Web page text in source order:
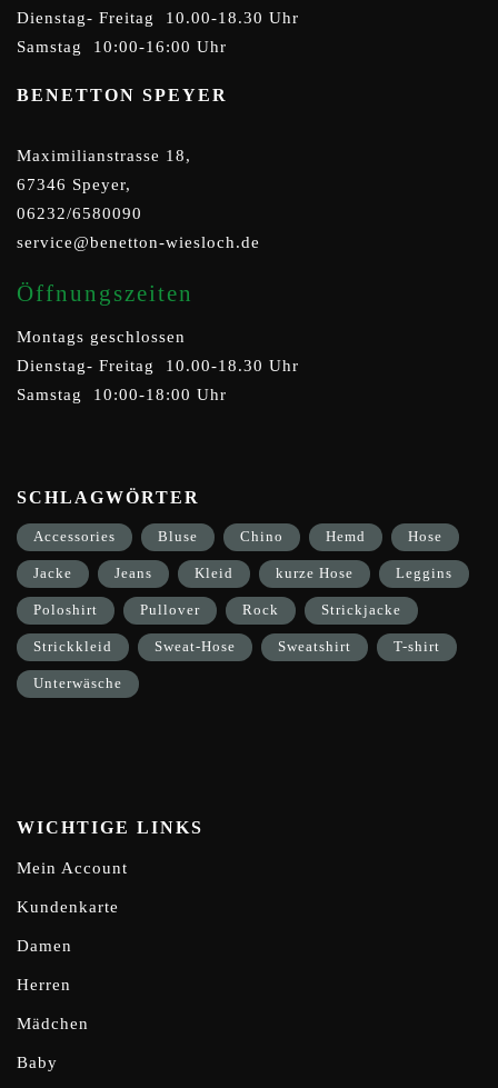
Dienstag- Freitag 10.00-18.30 Uhr
Samstag 10:00-16:00 Uhr
BENETTON SPEYER
Maximilianstrasse 18,
67346 Speyer,
06232/6580090
service@benetton-wiesloch.de
Öffnungszeiten
Montags geschlossen
Dienstag- Freitag 10.00-18.30 Uhr
Samstag 10:00-18:00 Uhr
SCHLAGWÖRTER
Accessories Bluse Chino Hemd Hose
Jacke Jeans Kleid kurze Hose Leggins
Poloshirt Pullover Rock Strickjacke
Strickkleid Sweat-Hose Sweatshirt T-shirt
Unterwäsche
WICHTIGE LINKS
Mein Account
Kundenkarte
Damen
Herren
Mädchen
Baby